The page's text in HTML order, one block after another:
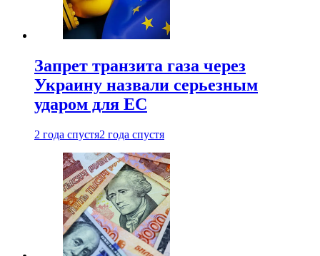
Запрет транзита газа через
Украину назвали серьезным
ударом для ЕС
2 года спустя2 года спустя